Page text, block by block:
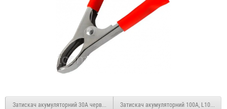
Затискач акумуляторний 30А червоний L75ммЗатискач акумуляторний 100А, L105мм,